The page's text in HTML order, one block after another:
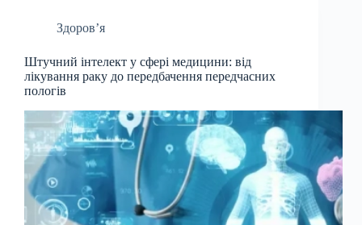
Здоров’я
Штучний інтелект у сфері медицини: від
лікування раку до передбачення передчасних
пологів